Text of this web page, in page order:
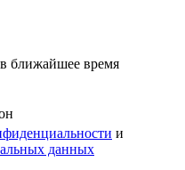
ближайшее время
и
данных